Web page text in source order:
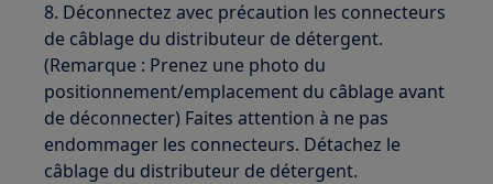
8. Déconnectez avec précaution les connecteurs
de câblage du distributeur de détergent.
(Remarque : Prenez une photo du
positionnement/emplacement du câblage avant
de déconnecter) Faites attention à ne pas
endommager les connecteurs. Détachez le
câblage du distributeur de détergent.